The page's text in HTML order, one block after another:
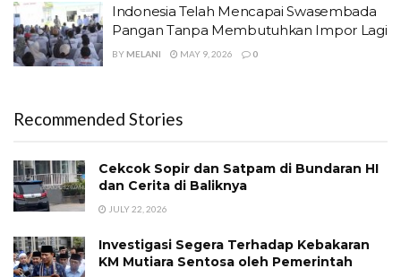
Indonesia Telah Mencapai Swasembada
Pangan Tanpa Membutuhkan Impor Lagi
BY MELANI MAY 9, 2026 0
Recommended Stories
Cekcok Sopir dan Satpam di Bundaran HI
dan Cerita di Baliknya
JULY 22, 2026
Investigasi Segera Terhadap Kebakaran
KM Mutiara Sentosa oleh Pemerintah